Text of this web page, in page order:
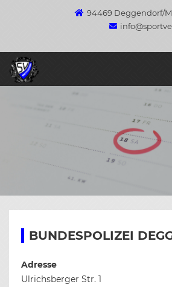
94469 Deggendorf/
BUNDESPOLIZEI
Adresse
Ulrichsberger Str. 1